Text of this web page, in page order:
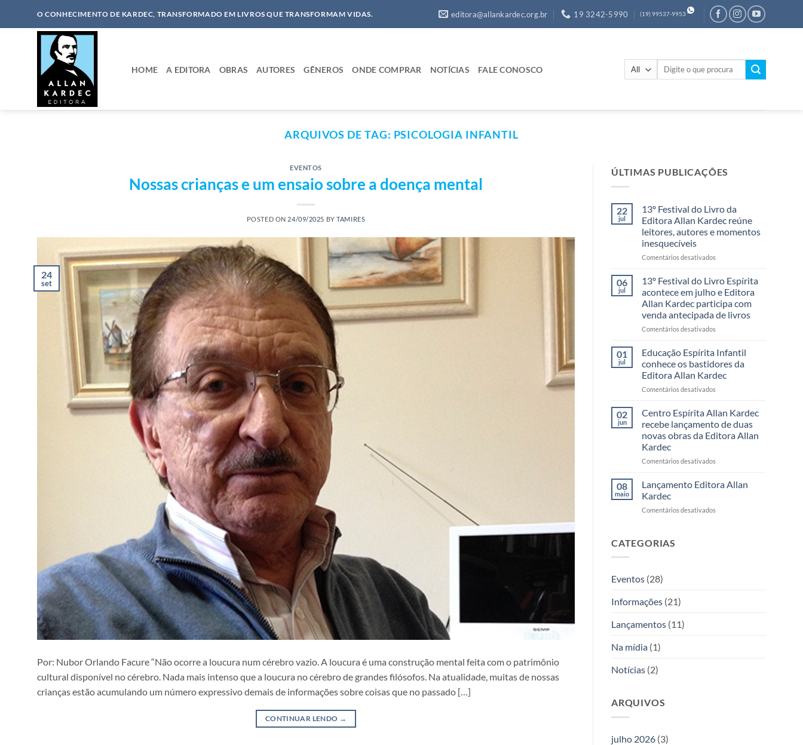
O CONHECIMENTO DE KARDEC, TRANSFORMADO EM LIVROS QUE TRANSFORMAM VIDAS. editora@allankardec.org.br 19 3242-5990 (19) 99537-9953
HOME A EDITORA OBRAS AUTORES GÊNEROS ONDE COMPRAR NOTÍCIAS FALE CONOSCO
Pesquisar
ARQUIVOS DE TAG: PSICOLOGIA INFANTIL
EVENTOS
Nossas crianças e um ensaio sobre a doença mental
POSTED ON 24/09/2025 BYTAMIRES
24
set
Por: Nubor Orlando Facure “Não ocorre a loucura num cérebro vazio. A loucura é uma construção mental feita com o patrimônio
cultural disponível no cérebro. Nada mais intenso que a loucura no cérebro de grandes filósofos. Na atualidade, muitas de nossas
crianças estão acumulando um número expressivo demais de informações sobre coisas que no passado […]
CONTINUAR LENDO →
ÚLTIMAS PUBLICAÇÕES
22
jul
13º Festival do Livro da
Editora Allan Kardec reúne
leitores, autores e momentos
inesquecíveis
Comentários desativados
Festival
do
Livro
da
Editora
reúne
leitores,
autores
e
06
jul
13º Festival do Livro Espírita
acontece em julho e Editora
Allan Kardec participa com
venda antecipada de livros
Comentários desativados
Festival
do
Livro
Espírita
acontece
julho
Editora
Allan
venda
antecipada
livros
01
jul
Educação Espírita Infantil
conhece os bastidores da
Editora Allan Kardec
Comentários desativados
Espírita
Infantil
conhece
os
Allan
Kardec
02
jun
Centro Espírita Allan Kardec
recebe lançamento de duas
novas obras da Editora Allan
Kardec
Comentários desativados
Espírita
Allan
recebe
08
maio
Lançamento Editora Allan
Kardec
Comentários desativados
CATEGORIAS
Eventos (28)
Informações (21)
Lançamentos (11)
Na mídia (1)
Notícias (2)
ARQUIVOS
julho 2026 (3)